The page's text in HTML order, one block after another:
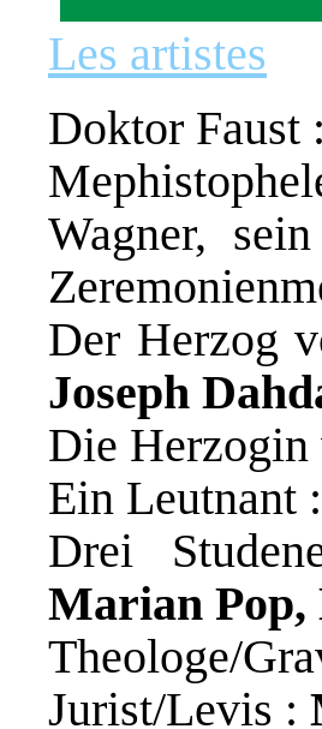
Les artistes
Doktor Faust :
Wagner,
Der Herzog
Joseph
Die
Ein Leutnant :
Drei
Marian Pop,
Theologe/
Jurist/Levis :